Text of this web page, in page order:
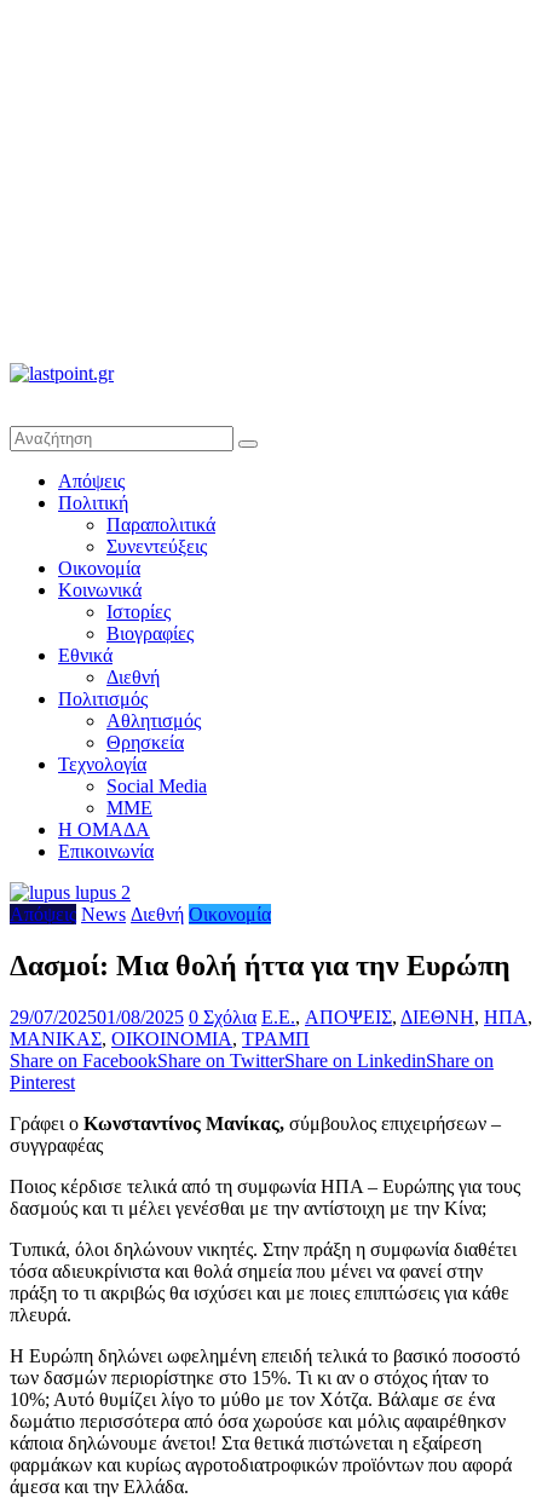
άποψη
μέχρι
Απόψεις
Πολιτική
Παραπολιτικά
Συνεντεύξεις
Οικονομία
Κοινωνικά
Ιστορίες
Βιογραφίες
Εθνικά
Διεθνή
Πολιτισμός
Αθλητισμός
Θρησκεία
Τεχνολογία
Social Media
ΜΜΕ
Η ΟΜΑΔΑ
Επικοινωνία
Απόψεις News Διεθνή Οικονομία
Δασμοί: Μια θολή ήττα για την Ευρώπη
29/07/202501/08/2025 0 Σχόλια E.E., ΑΠΟΨΕΙΣ, ΔΙΕΘΝΗ, ΗΠΑ,
ΜΑΝΙΚΑΣ, ΟΙΚΟΙΝΟΜΙΑ, ΤΡΑΜΠ
Share on FacebookShare on TwitterShare on LinkedinShare on
Pinterest
Γράφει ο Κωνσταντίνος Μανίκας, σύμβουλος επιχειρήσεων –
συγγραφέας
Ποιος κέρδισε τελικά από τη συμφωνία ΗΠΑ – Ευρώπης για τους
δασμούς και τι μέλει γενέσθαι με την αντίστοιχη με την Κίνα;
Τυπικά, όλοι δηλώνουν νικητές. Στην πράξη η συμφωνία διαθέτει
τόσα αδιευκρίνιστα και θολά σημεία που μένει να φανεί στην
πράξη το τι ακριβώς θα ισχύσει και με ποιες επιπτώσεις για κάθε
πλευρά.
Η Ευρώπη δηλώνει ωφελημένη επειδή τελικά το βασικό ποσοστό
των δασμών περιορίστηκε στο 15%. Τι κι αν ο στόχος ήταν το
10%; Αυτό θυμίζει λίγο το μύθο με τον Χότζα. Βάλαμε σε ένα
δωμάτιο περισσότερα από όσα χωρούσε και μόλις αφαιρέθηκσν
κάποια δηλώνουμε άνετοι! Στα θετικά πιστώνεται η εξαίρεση
φαρμάκων και κυρίως αγροτοδιατροφικών προϊόντων που αφορά
άμεσα και την Ελλάδα.